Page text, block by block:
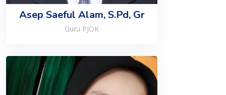
Asep Saeful Alam, S.Pd, Gr
Guru PJOK